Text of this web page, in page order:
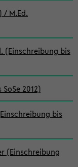
/ M.Ed.
(Einschreibung bis
2012)
bis
(Einschreibung